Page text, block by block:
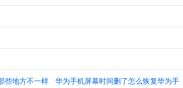
些地方不一样 华为手机屏幕时间删了怎么恢复华为手